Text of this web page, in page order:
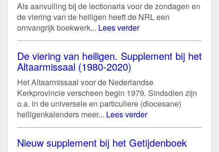
Als aanvulling bij de lectionaria voor de zondagen en
de viering van de heiligen heeft de NRL een
omvangrijk boekwerk... Lees verder
De viering van heiligen. Supplement bij het
Altaarmissaal (1980-2020)
Het Altaarmissaal voor de Nederlandse
Kerkprovincie verscheen begin 1979. Sindsdien zijn
o.a. in de universele en particuliere (diocesane)
heiligenkalenders meer... Lees verder
Nieuw supplement bij het Getijdenboek